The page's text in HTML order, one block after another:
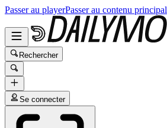
Passer au playerPasser au contenu principal
Rechercher
Se connecter